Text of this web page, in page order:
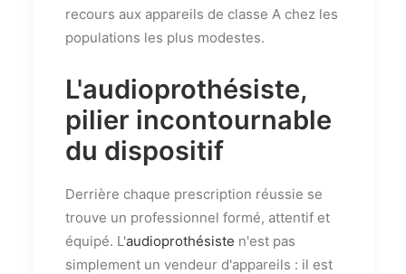
recours aux appareils de classe A chez les
populations les plus modestes.
L'audioprothésiste,
pilier incontournable
du dispositif
Derrière chaque prescription réussie se
trouve un professionnel formé, attentif et
équipé. L'audioprothésiste n'est pas
simplement un vendeur d'appareils : il est